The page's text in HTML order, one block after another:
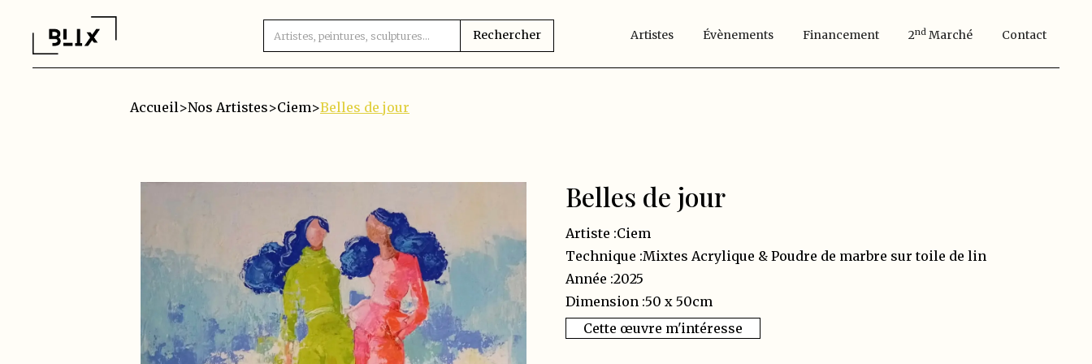
Artistes Évènements Financement 2Nd Marché Contact
Accueil>Nos Artistes>Ciem>Belles de jour
Belles de jour
Artiste :Ciem
Technique :Mixtes Acrylique & Poudre de marbre sur toile de lin
Année :2025
Dimension :50 x 50cm
Cette œuvre m'intéresse